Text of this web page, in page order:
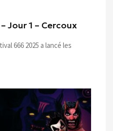
Jour 1 – Cercoux
666 2025 a lancé les